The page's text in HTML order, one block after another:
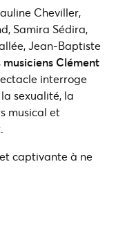
Cheviller,
Samira Sédira,
Jean-Baptiste
musiciens Clément
interroge
sexualité, la
musical et
captivante à ne